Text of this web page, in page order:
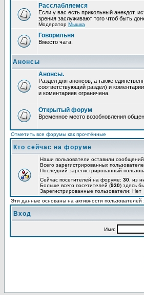
Расслабляемся
Если у вас есть прикольный анекдот,
зрения заслуживают того чтоб быть
Модератор Мышка
Говорильня
Вместо чата.
Анонсы
Анонсы.
Раздел для анонсов, а также
соответствующий раздел) и
и коментариев ограничена.
Открытый форум
Временное место возобновления
Отметить все форумы как прочтённые
Кто сейчас на форуме
Наши пользователи оставили
Всего зарегистрированных
Последний зарегистрированный
Сейчас посетителей на форуме: 30 , из
Больше всего посетителей (930) здесь
Зарегистрированные пользователи: Нет
Эти данные основаны на активности пользователей
Вход
Имя: